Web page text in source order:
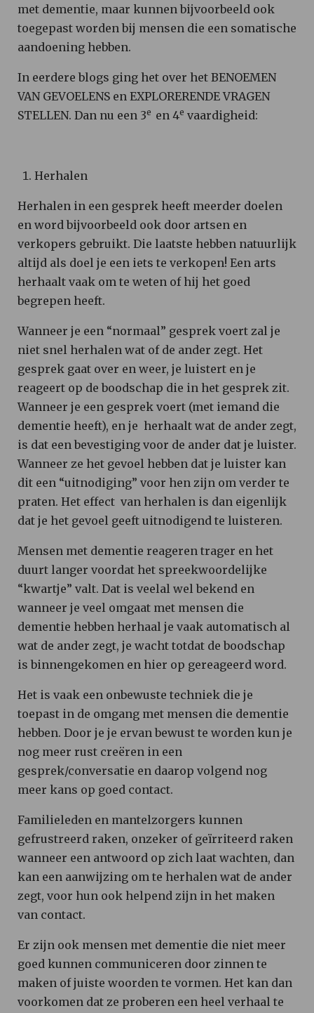
met dementie, maar kunnen bijvoorbeeld ook
toegepast worden bij mensen die een somatische
aandoening hebben.
In eerdere blogs ging het over het BENOEMEN
VAN GEVOELENS en EXPLORERENDE VRAGEN
STELLEN. Dan nu een 3e en 4e vaardigheid:
Herhalen
Herhalen in een gesprek heeft meerder doelen
en word bijvoorbeeld ook door artsen en
verkopers gebruikt. Die laatste hebben natuurlijk
altijd als doel je een iets te verkopen! Een arts
herhaalt vaak om te weten of hij het goed
begrepen heeft.
Wanneer je een “normaal” gesprek voert zal je
niet snel herhalen wat of de ander zegt. Het
gesprek gaat over en weer, je luistert en je
reageert op de boodschap die in het gesprek zit.
Wanneer je een gesprek voert (met iemand die
dementie heeft), en je herhaalt wat de ander zegt,
is dat een bevestiging voor de ander dat je luister.
Wanneer ze het gevoel hebben dat je luister kan
dit een “uitnodiging” voor hen zijn om verder te
praten. Het effect van herhalen is dan eigenlijk
dat je het gevoel geeft uitnodigend te luisteren.
Mensen met dementie reageren trager en het
duurt langer voordat het spreekwoordelijke
“kwartje” valt. Dat is veelal wel bekend en
wanneer je veel omgaat met mensen die
dementie hebben herhaal je vaak automatisch al
wat de ander zegt, je wacht totdat de boodschap
is binnengekomen en hier op gereageerd word.
Het is vaak een onbewuste techniek die je
toepast in de omgang met mensen die dementie
hebben. Door je je ervan bewust te worden kun je
nog meer rust creëren in een
gesprek/conversatie en daarop volgend nog
meer kans op goed contact.
Familieleden en mantelzorgers kunnen
gefrustreerd raken, onzeker of geïrriteerd raken
wanneer een antwoord op zich laat wachten, dan
kan een aanwijzing om te herhalen wat de ander
zegt, voor hun ook helpend zijn in het maken
van contact.
Er zijn ook mensen met dementie die niet meer
goed kunnen communiceren door zinnen te
maken of juiste woorden te vormen. Het kan dan
voorkomen dat ze proberen een heel verhaal te